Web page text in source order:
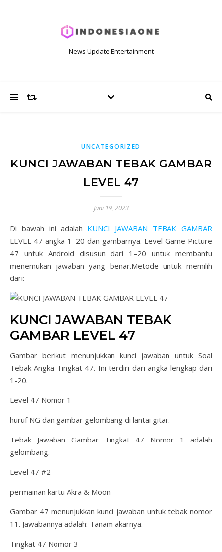
News Update Entertainment
UNCATEGORIZED
KUNCI JAWABAN TEBAK GAMBAR
LEVEL 47
Juni 19, 2023
Di bawah ini adalah KUNCI JAWABAN TEBAK GAMBAR
LEVEL 47 angka 1–20 dan gambarnya. Level Game Picture
47 untuk Android disusun dari 1–20 untuk membantu
menemukan jawaban yang benar.Metode untuk memilih
dari:
KUNCI JAWABAN TEBAK
GAMBAR LEVEL 47
Gambar berikut menunjukkan kunci jawaban untuk Soal
Tebak Angka Tingkat 47. Ini terdiri dari angka lengkap dari
1-20.
Level 47 Nomor 1
huruf NG dan gambar gelombang di lantai gitar.
Tebak Jawaban Gambar Tingkat 47 Nomor 1 adalah
gelombang.
Level 47 #2
permainan kartu Akra & Moon
Gambar 47 menunjukkan kunci jawaban untuk tebak nomor
11. Jawabannya adalah: Tanam akarnya.
Tingkat 47 Nomor 3